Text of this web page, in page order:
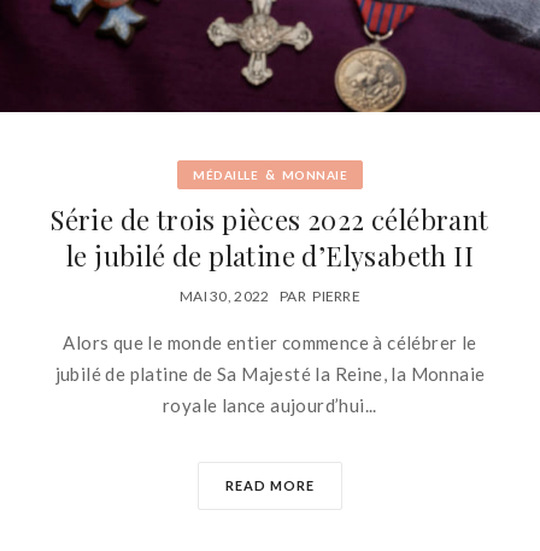
MÉDAILLE & MONNAIE
Série de trois pièces 2022 célébrant
le jubilé de platine d’Elysabeth II
MAI 30, 2022 PAR PIERRE
Alors que le monde entier commence à célébrer le
jubilé de platine de Sa Majesté la Reine, la Monnaie
royale lance aujourd’hui...
READ MORE